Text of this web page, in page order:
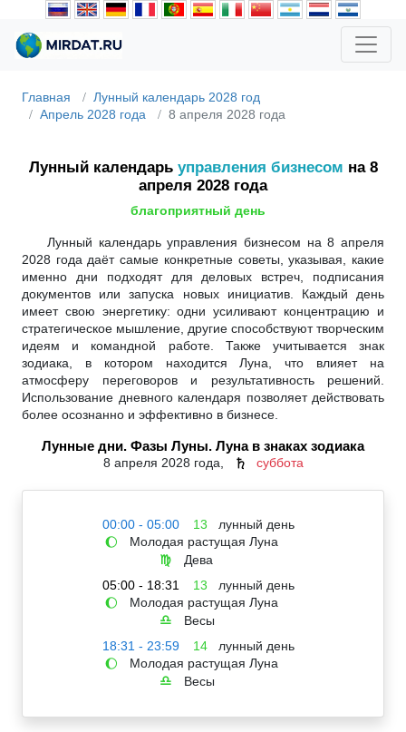
Главная
Лунный календарь 2028 год
Апрель 2028 года
8 апреля 2028 года
Лунный календарь управления бизнесом на 8
апреля 2028 года
благоприятный день
Лунный календарь управления бизнесом на 8 апреля
2028 года даёт самые конкретные советы, указывая, какие
именно дни подходят для деловых встреч, подписания
документов или запуска новых инициатив. Каждый день
имеет свою энергетику: одни усиливают концентрацию и
стратегическое мышление, другие способствуют творческим
идеям и командной работе. Также учитывается знак
зодиака, в котором находится Луна, что влияет на
атмосферу переговоров и результативность решений.
Использование дневного календаря позволяет действовать
более осознанно и эффективно в бизнесе.
Лунные дни. Фазы Луны. Луна в знаках зодиака
8 апреля 2028 года, ♄ суббота
00:00 - 05:00 13 лунный день
🌔 Молодая растущая Луна
♍
Дева
05:00 - 18:31
13 лунный день
🌔 Молодая растущая Луна
♎
Весы
18:31 - 23:59
14 лунный день
🌔 Молодая растущая Луна
♎ Весы